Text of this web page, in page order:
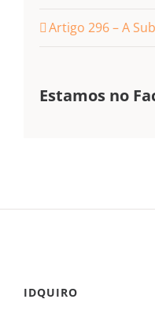
Artigo 296 – A
Estamos no
IDQUIRO